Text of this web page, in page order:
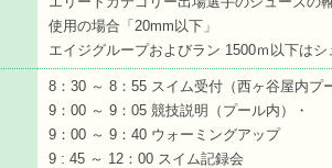
使用の場合「20mm以下」
エイジグループおよびラン 1500ｍ以下は
8：30 ～ 8：55 スイム受付（西ヶ谷屋内プ
9：00 ～ 9：05 競技説明（プール内）・
9：00 ～ 9：40 ウォーミングアップ
9 : 45 ～ 12：00 スイム記録会